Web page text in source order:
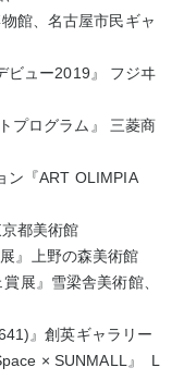
館、 名古屋市民ギャ
ュー2019』 フジヰ
ログラム』 三菱商
『ART OLIMPIA
都美術館
』
上野の森美術館
展』 雪梁舎美術館、
』創英ギャラリー
× SUNMALL』 L